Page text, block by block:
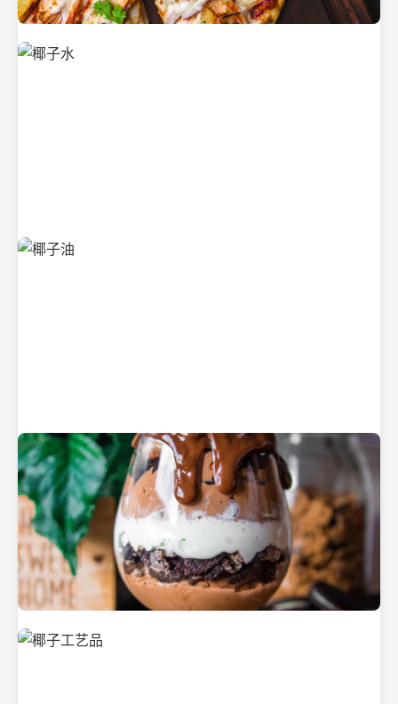
新鲜采摘的椰子
清凉解渴的椰子水
纯净的初榨椰子油
美味的椰子食品